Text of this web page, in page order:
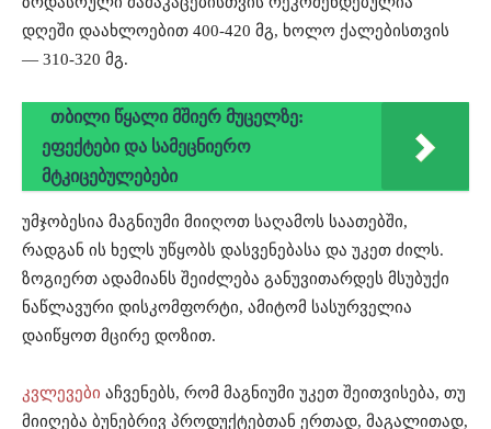
დღეში დაახლოებით 400-420 მგ, ხოლო ქალებისთვის
— 310-320 მგ.
თბილი წყალი მშიერ მუცელზე:
ეფექტები და სამეცნიერო
მტკიცებულებები
უმჯობესია მაგნიუმი მიიღოთ საღამოს საათებში,
რადგან ის ხელს უწყობს დასვენებასა და უკეთ ძილს.
ზოგიერთ ადამიანს შეიძლება განუვითარდეს მსუბუქი
ნაწლავური დისკომფორტი, ამიტომ სასურველია
დაიწყოთ მცირე დოზით.
კვლევები აჩვენებს, რომ მაგნიუმი უკეთ შეითვისება, თუ
მიიღება ბუნებრივ პროდუქტებთან ერთად, მაგალითად,